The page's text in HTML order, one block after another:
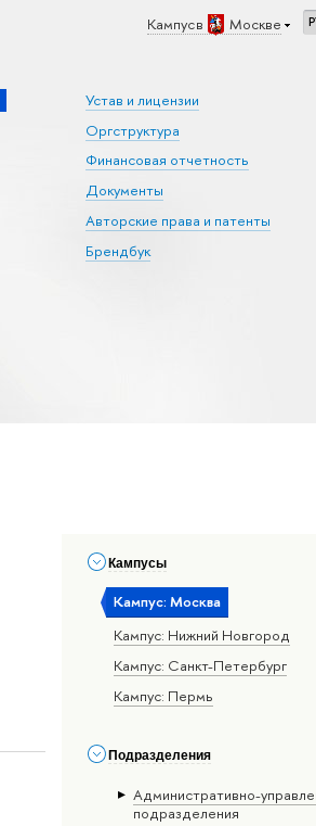
Кампус в Москве
Устав и лицензии
Оргструктура
Финансовая отчетность
Документы
Авторские права и патенты
Брендбук
Кампусы
Кампус: Москва
Кампус: Нижний Новгород
Кампус: Санкт-Петербург
Кампус: Пермь
Подразделения
Административно-
подразделения